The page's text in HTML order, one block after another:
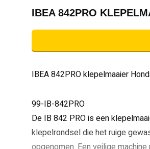
IBEA 842PRO
IBEA 842PRO klepelmaaier
99-IB-842PRO
De IB 842 PRO is een
klepelrondsel die het ruige